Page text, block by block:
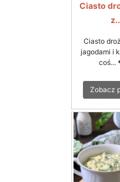
Ciasto
Ciasto
jagodami i
coś...
Zobacz